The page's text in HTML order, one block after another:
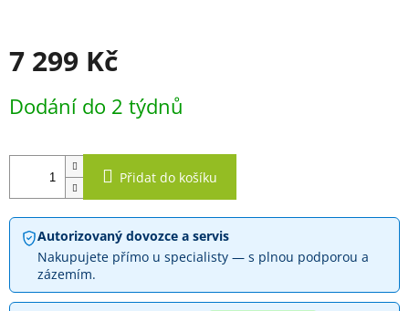
7 299 Kč
cena:
Dodání do 2 týdnů
Přidat do košíku
Autorizovaný dovozce a servis
Nakupujete přímo u specialisty — s plnou podporou a
zázemím.